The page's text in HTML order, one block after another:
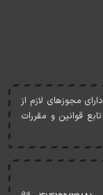
مجوزهای لازم از
قوانين و مقررات